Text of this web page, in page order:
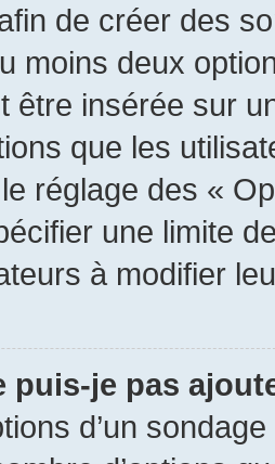
de créer des
moins deux
être insérée sur
que les
réglage des «
une limite
à modifier
puis-je pas
d’un